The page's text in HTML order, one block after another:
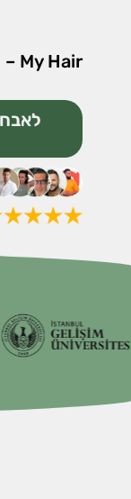
My Hair – על מראה לא מתפשרים!